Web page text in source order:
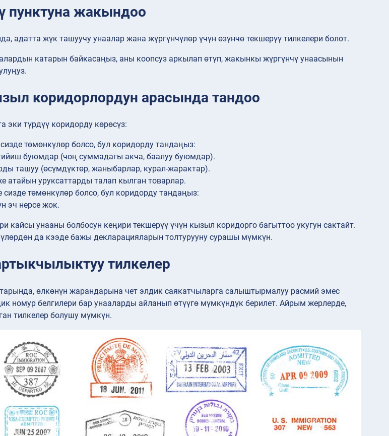
пунктуна жакындоо
адатта жүк ташуучу унаалар жана жүргүнчүлөр үчүн өзүнчө текшерүү тилкелери болот.
катарын байкасаңыз, аны коопсуз аркылап өтүп, жакынкы жүргүнчү унаасынын
коридорлордун арасында тандоо
эки түрдүү коридорду көрөсүз:
төмөнкүлөр болсо, бул коридорду тандаңыз:
буюмдар (чоң суммадагы акча, баалуу буюмдар).
ташуу (өсүмдүктөр, жаныбарлар, курал-жарактар).
атайын уруксаттарды талап кылган товарлар.
сизде төмөнкүлөр болсо, бул коридорду тандаңыз:
эч нерсе жок.
кайсы унааны болбосун кеңири текшерүү үчүн кызыл коридорго багыттоо укугун сактайт.
да кээде бажы декларацияларын толтурууну сурашы мүмкүн.
тилкелер
өлкөнүн жарандарына чет элдик саякатчыларга салыштырмалуу расмий эмес
номур белгилери бар унааларды айланып өтүүгө мүмкүндүк берилет. Айрым жерлерде,
тилкелер болушу мүмкүн.